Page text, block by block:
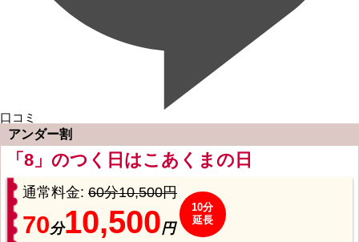
口コミ
アンダー割
「8」のつく日はこあくまの日
通常料金: 60分10,500円
70分10,500円
10分
延長